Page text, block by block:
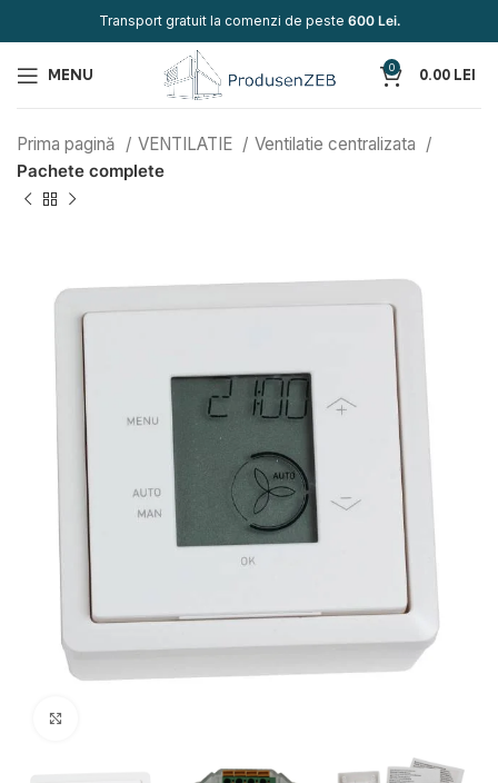
Transport gratuit la comenzi de peste 600 Lei.
MENU 0 0.00 LEI
Prima pagină VENTILATIE
Ventilatie centralizata
Pachete complete